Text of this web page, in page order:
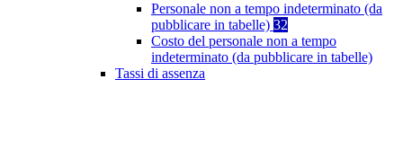
Personale non a tempo indeterminato (da
pubblicare in tabelle) 32
Costo del personale non a tempo
indeterminato (da pubblicare in tabelle)
Tassi di assenza